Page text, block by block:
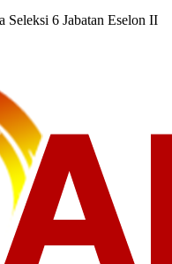
Seleksi 6 Jabatan Eselon II